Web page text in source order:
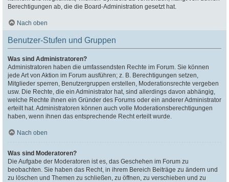
Berechtigungen ab, die die Board-Administration gesetzt hat.
Nach oben
Benutzer-Stufen und Gruppen
Was sind Administratoren?
Administratoren haben die umfassendsten Rechte im Forum. Sie können
jede Art von Aktion im Forum ausführen; z. B. Berechtigungen setzen,
Mitglieder sperren, Benutzergruppen erstellen, Moderationsrechte vergeben
usw. Die Rechte, die ein Administrator hat, sind allerdings davon abhängig,
welche Rechte ihnen ein Gründer des Forums oder ein anderer Administrator
erteilt hat. Administratoren können auch volle Moderationsberechtigungen
haben, wenn ihnen das entsprechende Recht erteilt wurde.
Nach oben
Was sind Moderatoren?
Die Aufgabe der Moderatoren ist es, das Geschehen im Forum zu
beobachten. Sie haben das Recht, in ihrem Bereich Beiträge zu ändern und
zu löschen und Themen zu schließen, zu öffnen, zu verschieben und zu